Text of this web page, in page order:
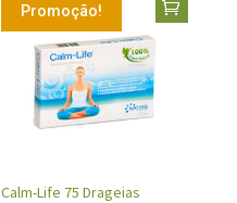
Promoção!
Calm-Life 75 Drageias